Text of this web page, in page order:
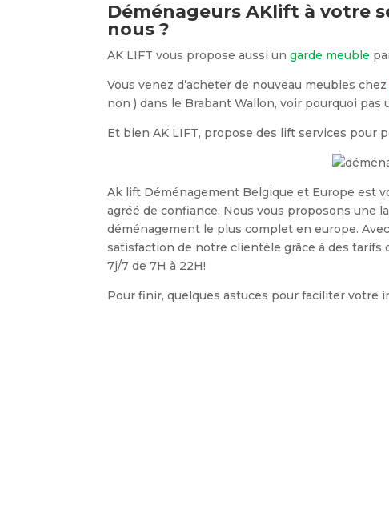
Déménageurs AKlift à votre
nous ?
AK LIFT vous propose aussi ungarde meuble
Vous venez d’acheter de nouveau meubles chez
non ) dans le Brabant Wallon, voir pourquoi pas
Et bien AK LIFT, propose des lift services pour
Ak lift Déménagement Belgique et Europe est
agréé de confiance. Nous vous proposons une
déménagement le plus complet en europe.
satisfaction de notre clientèle grâce à des
7j/7 de 7H à 22H!
Pour finir, quelques astuces pour faciliter votre